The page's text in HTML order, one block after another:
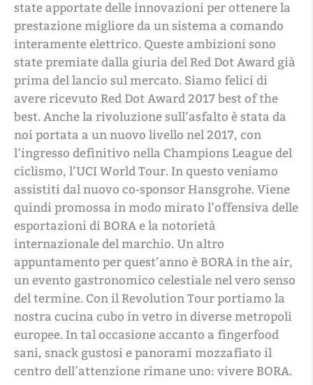
state apportate delle innovazioni per ottenere la
prestazione migliore da un sistema a comando
interamente elettrico. Queste ambizioni sono
state premiate dalla giuria del Red Dot Award già
prima del lancio sul mercato. Siamo felici di
avere ricevuto Red Dot Award 2017 best of the
best. Anche la rivoluzione sull’asfalto è stata da
noi portata a un nuovo livello nel 2017, con
l’ingresso definitivo nella Champions League del
ciclismo, l’UCI World Tour. In questo veniamo
assistiti dal nuovo co-sponsor Hansgrohe. Viene
quindi promossa in modo mirato l’offensiva delle
esportazioni di BORA e la notorietà
internazionale del marchio. Un altro
appuntamento per quest’anno è BORA in the air,
un evento gastronomico celestiale nel vero senso
del termine. Con il Revolution Tour portiamo la
nostra cucina cubo in vetro in diverse metropoli
europee. In tal occasione accanto a fingerfood
sani, snack gustosi e panorami mozzafiato il
centro dell’attenzione rimane uno: vivere BORA.